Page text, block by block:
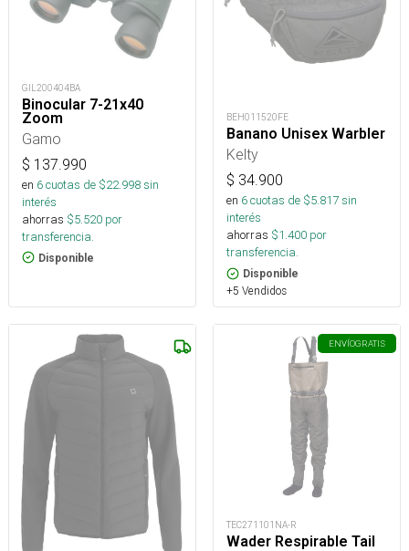
GIL200404BA
Binocular 7-21x40
Zoom
Gamo
$ 137.990
en 6cuotas de $22.998sin
interés
ahorras $5.520 por
transferencia.
Disponible
BEH011520FE
Banano Unisex Warbler
Kelty
$ 34.900
en 6cuotas de $5.817sin
interés
ahorras $1.400 por
transferencia.
Disponible
+5 Vendidos
ENVÍOGRATIS
TEC271101NA-R
Wader Respirable Tail